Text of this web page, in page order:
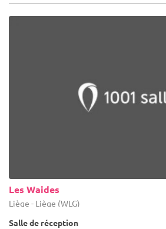
Les Waides
Liège - Liège (WLG)
Salle de réception